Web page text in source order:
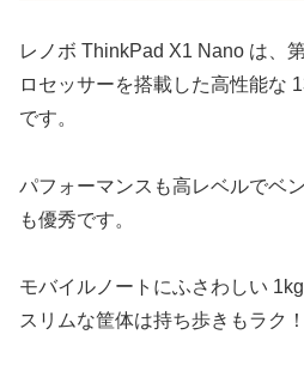
レノボ ThinkPad X1 Nano は、
ロセッサーを搭載した高性能な
です。
パフォーマンスも高レベルでベ
も優秀です。
モバイルノートにふさわしい
スリムな筐体は持ち歩きもラク！